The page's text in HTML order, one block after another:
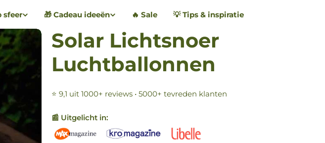
sfeer 🎁 Cadeau ideeën 🔥 Sale 💡 Tips & inspiratie
Solar Lichtsnoer
Luchtballonnen
⭐ 9,1 uit 1000+ reviews • 5000+ tevreden klanten
📰 Uitgelicht in: